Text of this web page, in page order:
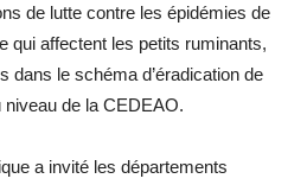
de lutte contre les épidémies de
qui affectent les petits ruminants,
dans le schéma d’éradication de
de la CEDEAO.
a invité les départements